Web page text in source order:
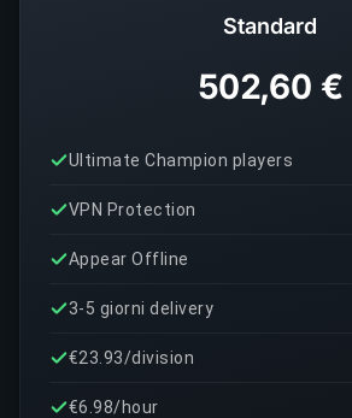
Standard
502,60 €
Ultimate Champion players
VPN Protection
Appear Offline
3-5 giorni delivery
€23.93/division
€6.98/hour